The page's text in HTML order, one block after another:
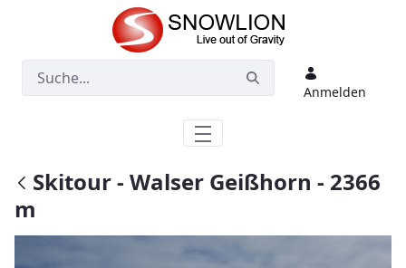
Zum Hauptinhalt springen
Anmelden
Skitour - Walser Geißhorn - 2366
m